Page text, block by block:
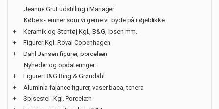
Jeanne Grut udstilling i Mariager
Købes - emner som vi gerne vil byde på i øjeblikke
+
Keramik og Stentøj Kgl., B&G, Ipsen mm.
+
Figurer-Kgl. Royal Copenhagen
+
Dahl Jensen figurer, porcelæn
Nyheder og opdateringer
+
Figurer B&G Bing & Grøndahl
+
Aluminia fajance figurer, vaser baca, tenera
+
Spisestel -Kgl. Porcelæn